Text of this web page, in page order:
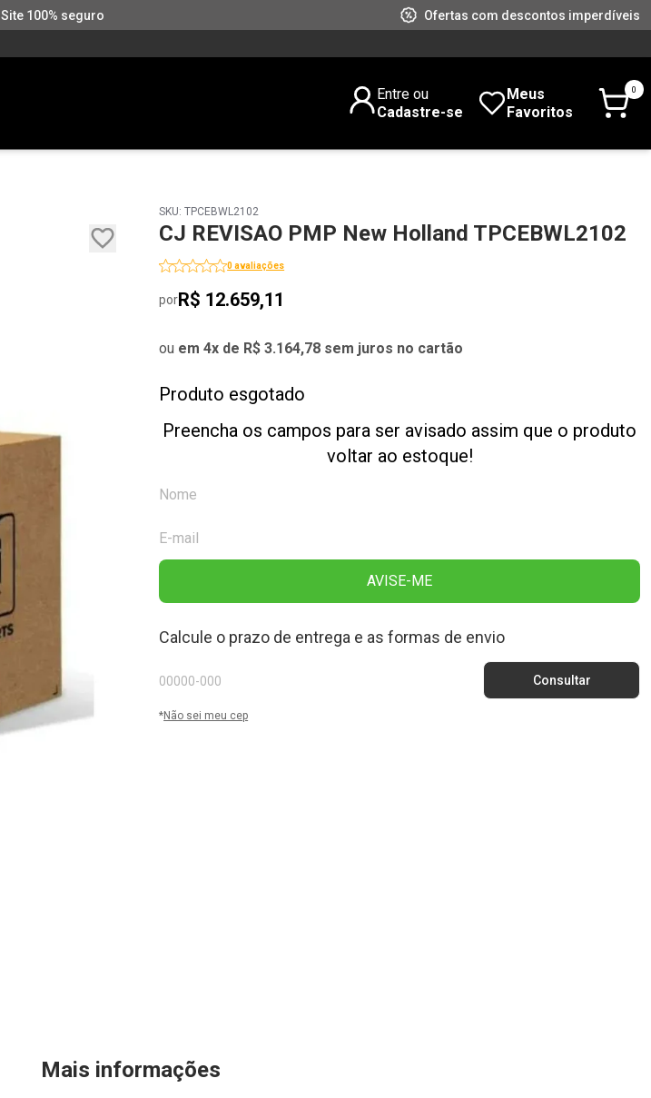
Site 100% seguro
Ofertas com descontos imperdíveis
Entre ou
Cadastre-se
Meus
Favoritos
0
SKU: TPCEBWL2102
CJ REVISAO PMP New Holland TPCEBWL2102
0 avaliações
porR$ 12.659,11
ou em 4x de R$ 3.164,78 sem juros no cartão
Produto esgotado
Preencha os campos para ser avisado assim que o produto
voltar ao estoque!
AVISE-ME
Calcule o prazo de entrega e as formas de envio
*Não sei meu cep
Mais informações